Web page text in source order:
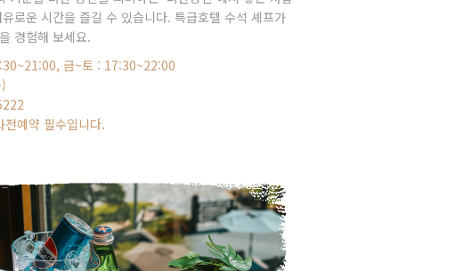
로운 시간을 즐길 수 있습니다. 특급호텔 수석 셰프가
경험해 보세요.
금~토 : 17:30~22:00
전예약 필수입니다.